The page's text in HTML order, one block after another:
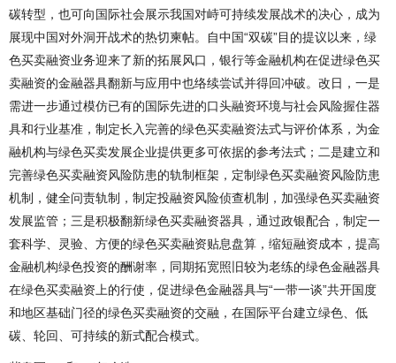
碳转型，也可向国际社会展示我国对峙可持续发展战术的决心，成为
展现中国对外洞开战术的热切柬帖。自中国“双碳”目的提议以来，绿
色买卖融资业务迎来了新的拓展风口，银行等金融机构在促进绿色买
卖融资的金融器具翻新与应用中也络续尝试并得回冲破。改日，一是
需进一步通过模仿已有的国际先进的口头融资环境与社会风险握住器
具和行业基准，制定长入完善的绿色买卖融资法式与评价体系，为金
融机构与绿色买卖发展企业提供更多可依据的参考法式；二是建立和
完善绿色买卖融资风险防患的轨制框架，定制绿色买卖融资风险防患
机制，健全问责轨制，制定投融资风险侦查机制，加强绿色买卖融资
发展监管；三是积极翻新绿色买卖融资器具，通过政银配合，制定一
套科学、灵验、方便的绿色买卖融资贴息盘算，缩短融资成本，提高
金融机构绿色投资的酬谢率，同期拓宽照旧较为老练的绿色金融器具
在绿色买卖融资上的行使，促进绿色金融器具与“一带一谈”共开国度
和地区基础门径的绿色买卖融资的交融，在国际平台建立绿色、低
碳、轮回、可持续的新式配合模式。